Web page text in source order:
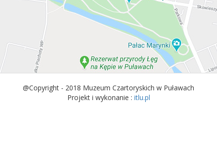
@Copyright - 2018 Muzeum Czartoryskich w Puławach
Projekt i wykonanie : itlu.pl